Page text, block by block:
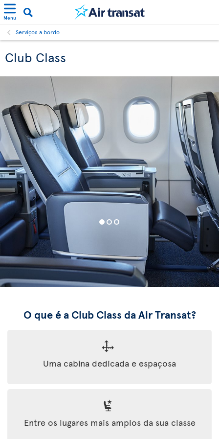
Menu
Serviços a bordo
Club Class
O que é a Club Class da Air Transat?
Uma cabina dedicada e espaçosa
Entre os lugares mais amplos da sua classe